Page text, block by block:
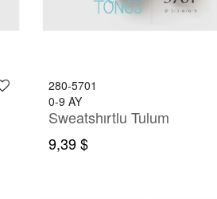
280-5701
0-9 AY
Sweatshırtlu Tulum
9,39 $